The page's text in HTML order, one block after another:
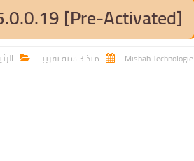
[Pre-Activated]
Misbah Technologie
 منذ 3 سنه تقريبا 